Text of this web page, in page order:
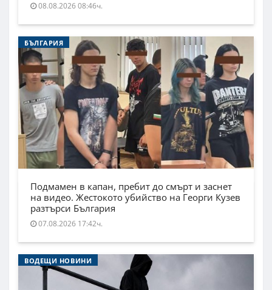
08.08.2026 08:46ч.
БЪЛГАРИЯ
Подмамен в капан, пребит до смърт и заснет
на видео. Жестокото убийство на Георги Кузев
разтърси България
07.08.2026 17:42ч.
ВОДЕЩИ НОВИНИ